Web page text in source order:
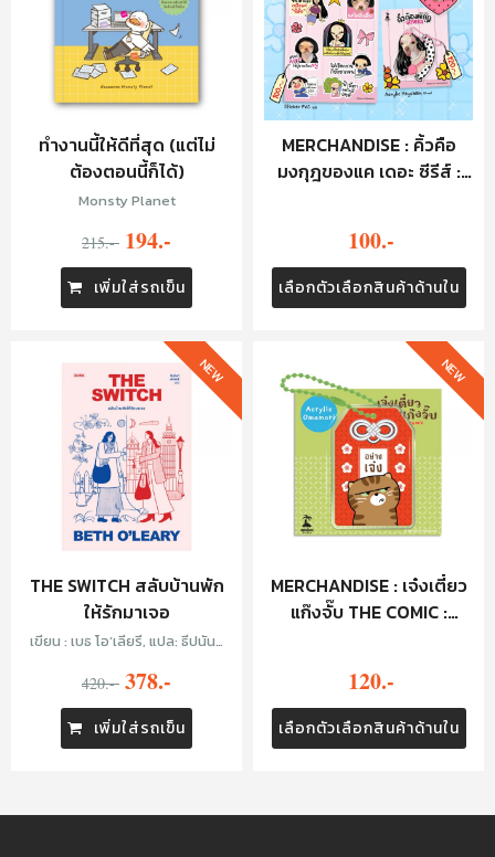
ทำงานนี้ให้ดีที่สุด (แต่ไม่
ต้องตอนนี้ก็ได้)
Monsty Planet
215.- 194.-
เพิ่มใส่รถเข็น
MERCHANDISE : คิ้วคือ
มงกุฎของแค เดอะ ซีรีส์ :
100.-
เลือกตัวเลือกสินค้าด้านใน
THE SWITCH สลับบ้านพัก
ให้รักมาเจอ
เขียน : เบธ โอ’เลียรี, แปล: ธีปนันท์
420.- 378.-
เพิ่มใส่รถเข็น
NEW
MERCHANDISE : เจ๋งเตี๋ยว
แก๊งจั๊บ THE COMIC :
120.-
เลือกตัวเลือกสินค้าด้านใน
NEW